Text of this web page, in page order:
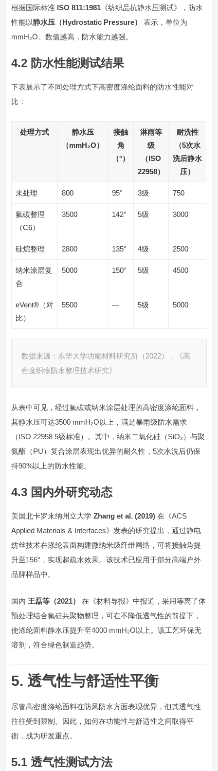
根据国际标准 ISO 811:1981 《纺织品抗静水压测试》，防水
性能以静水压（Hydrostatic Pressure）
表示，单位为
mmH₂O。数值越高，防水能力越强。
4.2 防水性能测试结果
下表展示了不同处理方式下高密度涤纶面料的防水性能对
比：
处理方式
静水压
（mmH₂O）
接触
角
（°）
淋雨等
级
（ISO
22958）
耐洗性
（5次水
洗后静水
压）
未处理 800 95° 3级 750
氟碳整理
（C6）
3500 142° 5级 3000
硅烷整理 2800 135° 4级 2500
纳米涂层复
合
5000 150° 5级 4500
eVent®（对
比）
5500 — 5级 5000
数据来源：东华大学功能材料研究所（2022），《高
密度织物防水整理技术研究》
从表中可见，经过氟碳或纳米涂层处理的高密度涤纶面料，
其静水压可达3500 mmH₂O以上，满足暴雨级防水需求
（ISO 22958 5级标准）。其中，纳米二氧化硅（SiO₂）与聚
氨酯（PU）复合涂层表现出优异的耐久性，5次水洗后仍保
持90%以上的防水性能。
4.3 国内外研究动态
美国北卡罗来纳州立大学Zhang et al. (2019) 在《ACS
Applied Materials & Interfaces》发表的研究提出，通过静电
纺丝技术在涤纶表面构建微纳米级纤维网络，可将接触角提
升至156°，实现超疏水效果。该技术已应用于部分高端户外
品牌样品中。
国内 王磊等（2021）
在《材料导报》中报道，采用等离子体
预处理结合氟硅共聚物整理，可在不降低透气性的前提下，
使涤纶面料静水压提升至4000 mmH₂O以上。该工艺环保无
溶剂，符合绿色制造趋势。
5. 透气性与舒适性平衡
尽管高密度涤纶面料在防风防水方面表现优异，但其透气性
往往受到限制。因此，如何在功能性与舒适性之间取得平
衡，成为研发重点。
5.1 透气性测试方法